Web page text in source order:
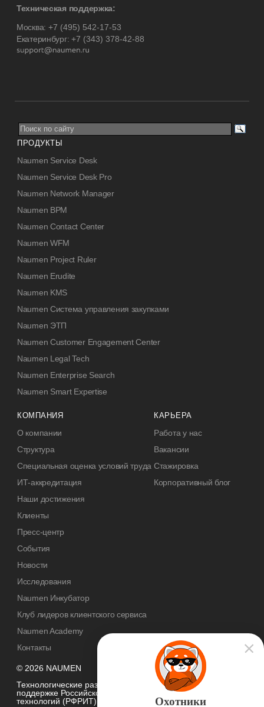
Техническая поддержка:
Москва: +7 (495) 542-17-53
Екатеринбург:+7 (343) 378-42-88
© 2026 NAUMEN
Технологические разработки осуществляются при грантовой
поддержке Российского фонда развития информационных
технологий (РФРИТ)
ПРОДУКТЫ
Naumen Service Desk
Naumen Service Desk Pro
Naumen Network Manager
Naumen BPM
Naumen Contact Center
Naumen WFM
Naumen Project Ruler
Naumen Erudite
Naumen KMS
Naumen Система управления закупками
Naumen ЭТП
Naumen Customer Engagement Center
Naumen Legal Tech
Naumen Enterprise Search
Naumen Smart Expertise
КОМПАНИЯ
О компании
Структура
Специальная оценка условий труда
ИТ-аккредитация
Наши достижения
Клиенты
Пресс-центр
События
Новости
Исследования
Naumen Инкубатор
Клуб лидеров клиентского сервиса
Naumen Academy
Контакты
КАРЬЕРА
Работа у нас
Вакансии
Стажировка
Корпоративный блог
Охотники